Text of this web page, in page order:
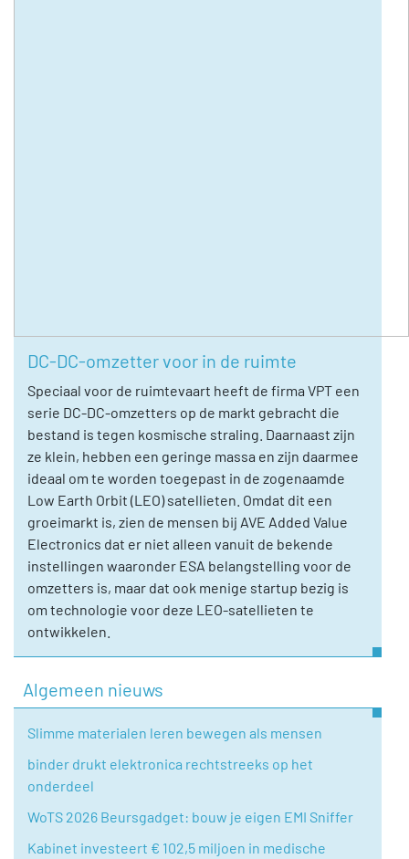
DC-DC-omzetter voor in de ruimte
Speciaal voor de ruimtevaart heeft de firma VPT een
serie DC-DC-omzetters op de markt gebracht die
bestand is tegen kosmische straling. Daarnaast zijn
ze klein, hebben een geringe massa en zijn daarmee
ideaal om te worden toegepast in de zogenaamde
Low Earth Orbit (LEO) satellieten. Omdat dit een
groeimarkt is, zien de mensen bij AVE Added Value
Electronics dat er niet alleen vanuit de bekende
instellingen waaronder ESA belangstelling voor de
omzetters is, maar dat ook menige startup bezig is
om technologie voor deze LEO-satellieten te
ontwikkelen.
Algemeen nieuws
Slimme materialen leren bewegen als mensen
binder drukt elektronica rechtstreeks op het
onderdeel
WoTS 2026 Beursgadget: bouw je eigen EMI Sniffer
Kabinet investeert € 102,5 miljoen in medische